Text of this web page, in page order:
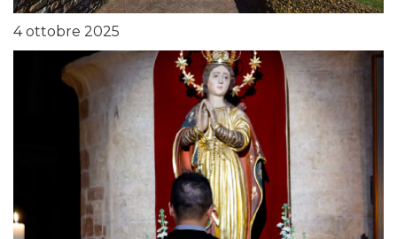
4 ottobre 2025